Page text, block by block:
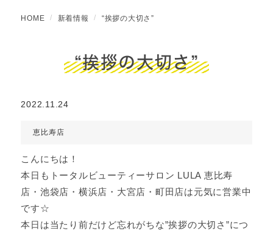
HOME 新着情報 “挨拶の大切さ”
“挨拶の大切さ”
2022.11.24
恵比寿店
こんにちは！
本日もトータルビューティーサロン LULA 恵比寿
店・池袋店・横浜店・大宮店・町田店は元気に営業中
です☆
本日は当たり前だけど忘れがちな”挨拶の大切さ”につ